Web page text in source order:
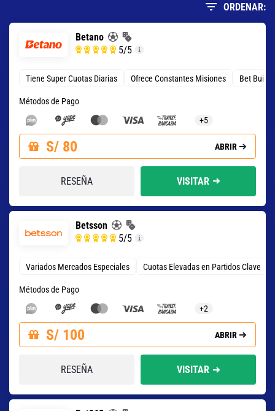
ORDENAR:
Betano
5/5
Tiene Super Cuotas Diarias Ofrece Constantes Misiones Bet
Métodos de Pago
+5
S/ 80 ABRIR
RESEÑA VISITAR
Betsson
5/5
Variados Mercados Especiales Cuotas Elevadas en Partidos Clave
Métodos de Pago
+2
S/ 100 ABRIR
RESEÑA VISITAR